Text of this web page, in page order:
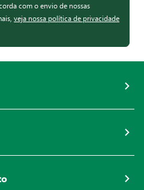
com o envio de nossas
veja nossa política de privacidade